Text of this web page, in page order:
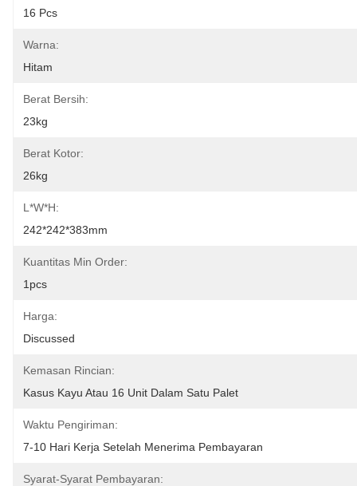
16 Pcs
Warna:
Hitam
Berat Bersih:
23kg
Berat Kotor:
26kg
L*W*H:
242*242*383mm
Kuantitas Min Order:
1pcs
Harga:
Discussed
Kemasan Rincian:
Kasus Kayu Atau 16 Unit Dalam Satu Palet
Waktu Pengiriman:
7-10 Hari Kerja Setelah Menerima Pembayaran
Syarat-Syarat Pembayaran: